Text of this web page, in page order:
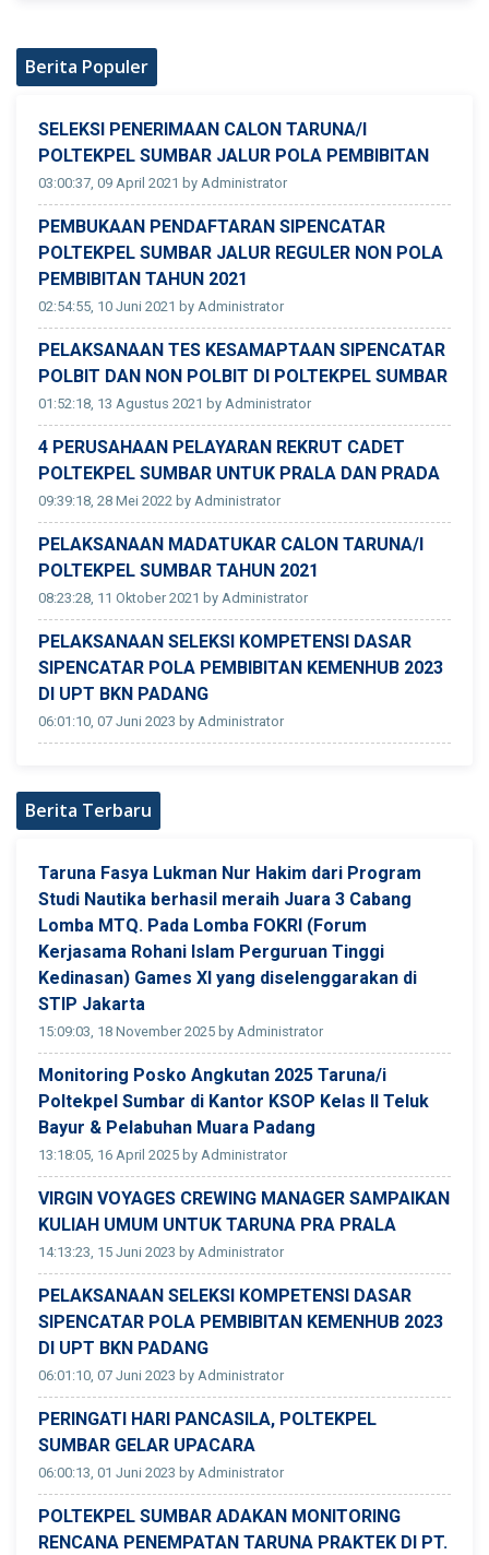
Berita Populer
SELEKSI PENERIMAAN CALON TARUNA/I
POLTEKPEL SUMBAR JALUR POLA PEMBIBITAN
03:00:37, 09 April 2021 by Administrator
PEMBUKAAN PENDAFTARAN SIPENCATAR
POLTEKPEL SUMBAR JALUR REGULER NON POLA
PEMBIBITAN TAHUN 2021
02:54:55, 10 Juni 2021 by Administrator
PELAKSANAAN TES KESAMAPTAAN SIPENCATAR
POLBIT DAN NON POLBIT DI POLTEKPEL SUMBAR
01:52:18, 13 Agustus 2021 by Administrator
4 PERUSAHAAN PELAYARAN REKRUT CADET
POLTEKPEL SUMBAR UNTUK PRALA DAN PRADA
09:39:18, 28 Mei 2022 by Administrator
PELAKSANAAN MADATUKAR CALON TARUNA/I
POLTEKPEL SUMBAR TAHUN 2021
08:23:28, 11 Oktober 2021 by Administrator
PELAKSANAAN SELEKSI KOMPETENSI DASAR
SIPENCATAR POLA PEMBIBITAN KEMENHUB 2023
DI UPT BKN PADANG
06:01:10, 07 Juni 2023 by Administrator
Berita Terbaru
Taruna Fasya Lukman Nur Hakim dari Program
Studi Nautika berhasil meraih Juara 3 Cabang
Lomba MTQ. Pada Lomba FOKRI (Forum
Kerjasama Rohani Islam Perguruan Tinggi
Kedinasan) Games XI yang diselenggarakan di
STIP Jakarta
15:09:03, 18 November 2025 by Administrator
Monitoring Posko Angkutan 2025 Taruna/i
Poltekpel Sumbar di Kantor KSOP Kelas II Teluk
Bayur & Pelabuhan Muara Padang
13:18:05, 16 April 2025 by Administrator
VIRGIN VOYAGES CREWING MANAGER SAMPAIKAN
KULIAH UMUM UNTUK TARUNA PRA PRALA
14:13:23, 15 Juni 2023 by Administrator
PELAKSANAAN SELEKSI KOMPETENSI DASAR
SIPENCATAR POLA PEMBIBITAN KEMENHUB 2023
DI UPT BKN PADANG
06:01:10, 07 Juni 2023 by Administrator
PERINGATI HARI PANCASILA, POLTEKPEL
SUMBAR GELAR UPACARA
06:00:13, 01 Juni 2023 by Administrator
POLTEKPEL SUMBAR ADAKAN MONITORING
RENCANA PENEMPATAN TARUNA PRAKTEK DI PT.